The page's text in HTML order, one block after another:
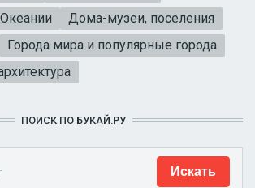
Дома-музеи, поселения
Города мира и популярные города
ПОИСК ПО БУКАЙ.РУ